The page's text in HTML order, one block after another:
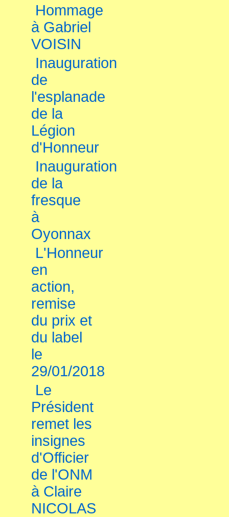
Hommage
à Gabriel
VOISIN
Inauguration
de
l'esplanade
de la
Légion
d'Honneur
Inauguration
de la
fresque
à
Oyonnax
L'Honneur
en
action,
remise
du prix et
du label
le
29/01/2018
Le
Président
remet les
insignes
d'Officier
de l'ONM
à Claire
NICOLAS